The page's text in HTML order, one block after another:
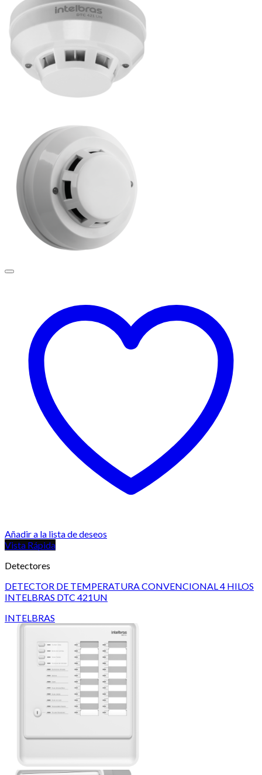
Añadir a la lista de deseos
Vista Rápida
Detectores
DETECTOR DE TEMPERATURA CONVENCIONAL 4 HILOS
INTELBRAS DTC 421UN
INTELBRAS